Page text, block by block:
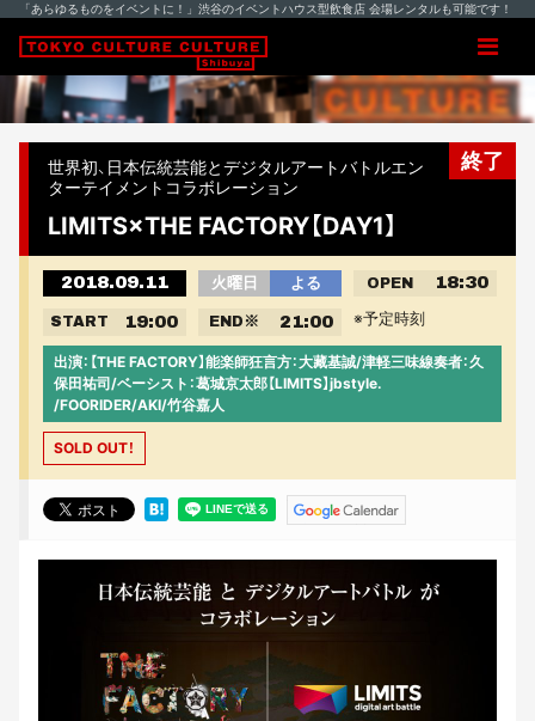
「あらゆるものをイベントに！」渋谷のイベントハウス型飲食店 会場レンタルも可能です！
終了
世界初、日本伝統芸能とデジタルアートバトルエン
ターテイメントコラボレーション
LIMITS×THE FACTORY【DAY1】
2018.09.11 火曜日 よる OPEN 18:30
START 19:00 END ※ 21:00 ※予定時刻
出演：【THE FACTORY】能楽師狂言方：大藏基誠/津軽三味線奏者：久
保田祐司/ベーシスト：葛城京太郎【LIMITS】jbstyle.
/FOORIDER/AKI/竹谷嘉人
SOLD OUT！